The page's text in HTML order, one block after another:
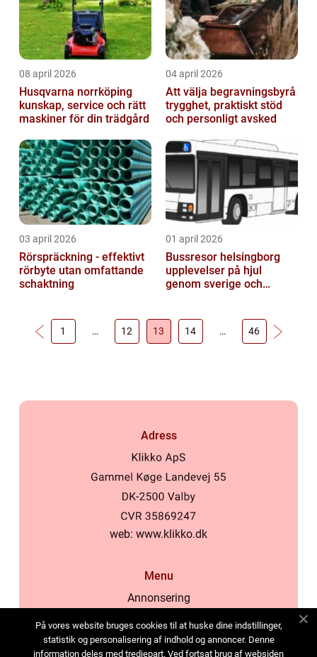
08 april 2026
Husqvarna norrköping
kunskap, service och rätt
maskiner för din trädgård
04 april 2026
Att välja begravningsbyrå
trygghet, praktiskt stöd
och personligt avsked
03 april 2026
Rörspräckning - effektivt
rörbyte utan omfattande
schaktning
01 april 2026
Bussresor helsingborg
upplevelser på hjul
genom sverige och
1 … 12 13 14 … 46
Adress
web: www.klikko.dk
Menu
Annonsering
Cookies
På vores website bruges cookies til at huske dine indstillinger,
statistik og personalisering af indhold og annoncer. Denne
information deles med tredjepart. Ved fortsat brug af websiden